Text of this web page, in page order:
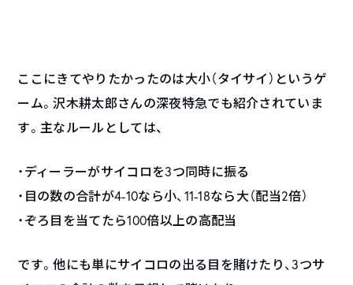
ここにきてやりたかったのは大小（タイサイ）というゲ
ーム。沢木耕太郎さんの深夜特急でも紹介されていま
す。主なルールとしては、
・ディーラーがサイコロを3つ同時に振る
・目の数の合計が4-10なら小、11-18なら大（配当2倍）
・ぞろ目を当てたら100倍以上の高配当
です。他にも単にサイコロの出る目を賭けたり、3つサ